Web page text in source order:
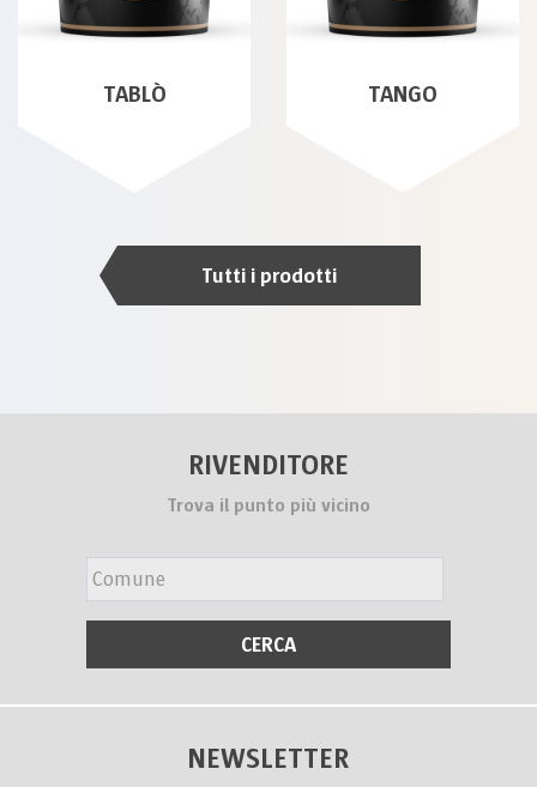
TABLÒ TANGO
Tutti i prodotti
RIVENDITORE
Trova il punto più vicino
NEWSLETTER